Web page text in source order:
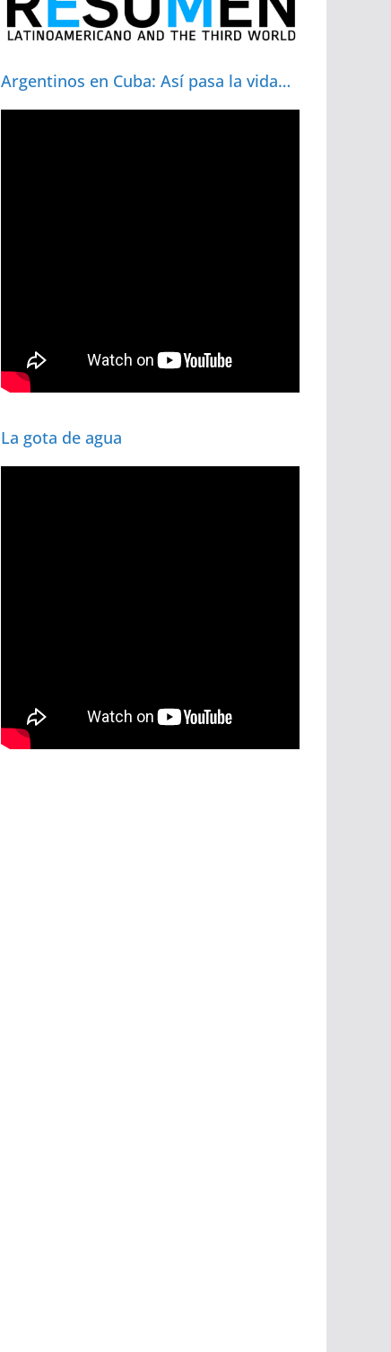
Argentinos en Cuba: Así pasa la vida…
La gota de agua